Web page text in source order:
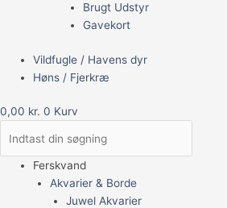
Brugt Udstyr
Gavekort
Vildfugle / Havens dyr
Høns / Fjerkræ
0,00 kr. 0 Kurv
Ferskvand
Akvarier & Borde
Juwel Akvarier